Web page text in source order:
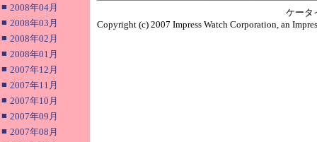
■ 2008年04月
■ 2008年03月
■ 2008年02月
■ 2008年01月
■ 2007年12月
■ 2007年11月
■ 2007年10月
■ 2007年09月
■ 2007年08月
ケー
Copyright (c) 2007 Impress Watch Corporation, an